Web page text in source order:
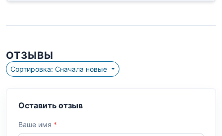
ОТЗЫВЫ
Сортировка: Сначала новые
Оставить отзыв
Ваше имя *